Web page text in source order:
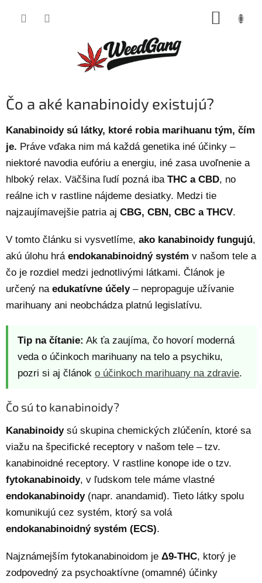
Čo a aké kanabinoidy existujú?
Kanabinoidy sú látky, ktoré robia marihuanu tým, čím
je. Práve vďaka nim má každá genetika iné účinky –
niektoré navodia eufóriu a energiu, iné zasa uvoľnenie a
hlboký relax. Väčšina ľudí pozná iba THC a CBD, no
reálne ich v rastline nájdeme desiatky. Medzi tie
najzaujímavejšie patria aj CBG, CBN, CBC a THCV.
V tomto článku si vysvetlíme, ako kanabinoidy fungujú,
akú úlohu hrá endokanabinoidný systém v našom tele a
čo je rozdiel medzi jednotlivými látkami. Článok je
určený na edukatívne účely– nepropaguje užívanie
marihuany ani neobchádza platnú legislatívu.
Tip na čítanie: Ak ťa zaujíma, čo hovorí moderná
veda o účinkoch marihuany na telo a psychiku,
pozri si aj článok o účinkoch marihuany na zdravie.
Čo sú to kanabinoidy?
Kanabinoidysú skupina chemických zlúčenín, ktoré sa
viažu na špecifické receptory v našom tele – tzv.
kanabinoidné receptory. V rastline konope ide o tzv.
fytokanabinoidy, v ľudskom tele máme vlastné
endokanabinoidy(napr. anandamid). Tieto látky spolu
komunikujú cez systém, ktorý sa volá
endokanabinoidný systém (ECS).
Najznámejším fytokanabinoidom je Δ9-THC, ktorý je
zodpovedný za psychoaktívne (omamné) účinky